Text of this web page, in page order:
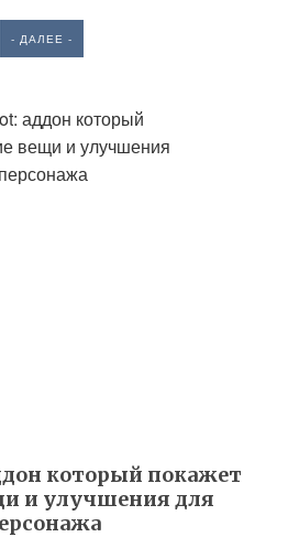
- ДАЛЕЕ -
который покажет
и улучшения для